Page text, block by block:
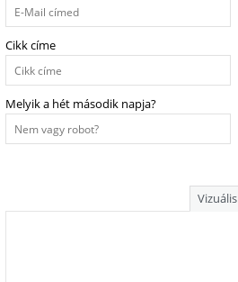
Cikk címe
Melyik a hét második napja?
Vizuális